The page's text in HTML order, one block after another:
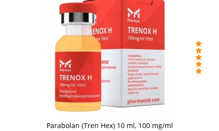
Parabolan (Tren Hex) 10 ml, 100 mg/ml